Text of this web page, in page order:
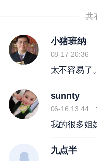
共
小猪班纳
08-17 20:36
太不容易了。
sunnty
06-16 13:44
我的很多姐
九点半